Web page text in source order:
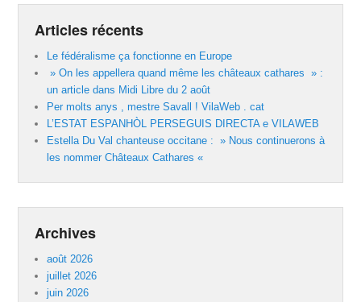
Articles récents
Le fédéralisme ça fonctionne en Europe
» On les appellera quand même les châteaux cathares » :
un article dans Midi Libre du 2 août
Per molts anys , mestre Savall ! VilaWeb . cat
L’ESTAT ESPANHÒL PERSEGUIS DIRECTA e VILAWEB
Estella Du Val chanteuse occitane : » Nous continuerons à
les nommer Châteaux Cathares «
Archives
août 2026
juillet 2026
juin 2026